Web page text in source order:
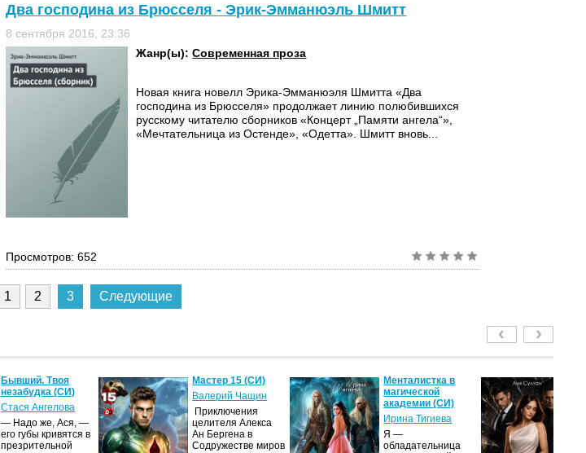
Два господина из Брюсселя - Эрик-Эмманюэль Шмитт
8 сентября 2016, 23:36
Жанр(ы):Современная проза
Новая книга новелл Эрика-Эмманюэля Шмитта «Два
господина из Брюсселя» продолжает линию полюбившихся
русскому читателю сборников «Концерт „Памяти ангела“»,
«Мечтательница из Остенде», «Одетта». Шмитт вновь...
Просмотров: 652
1 2 3 Следующие
Бывший. Твоя
незабудка (СИ)
Стася Ангелова
— Надо же, Ася, —
его губы кривятся в
презрительной
Мастер 15 (СИ)
Валерий Чащин
Приключения
целителя Алекса
Ан Бергена в
Содружестве миров
Менталистка в
магической
академии (СИ)
Ирина Тигиева
Я —
обладательница